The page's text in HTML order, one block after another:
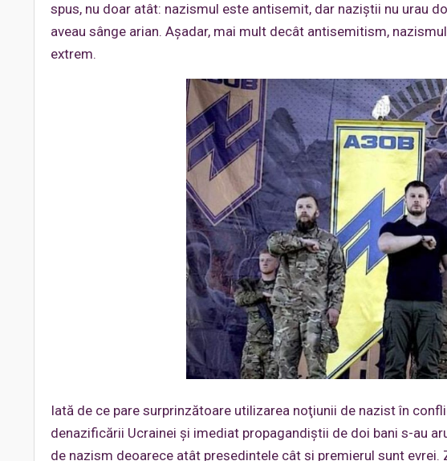
spus, nu doar atât: nazismul este antisemit, dar naziştii nu urau
aveau sânge arian. Aşadar, mai mult decât antisemitism,
extrem.
Iată de ce pare surprinzătoare utilizarea noţiunii de nazist în
denazificării Ucrainei şi imediat propagandiştii de doi bani s-au
de nazism deoarece atât preşedintele cât şi premierul sunt evrei.